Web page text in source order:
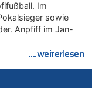
Im
sowie
Anpfiff im Jan-
....weiterlesen